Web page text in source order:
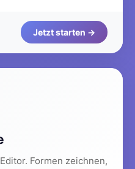
Jetzt starten →
Formen zeichnen,